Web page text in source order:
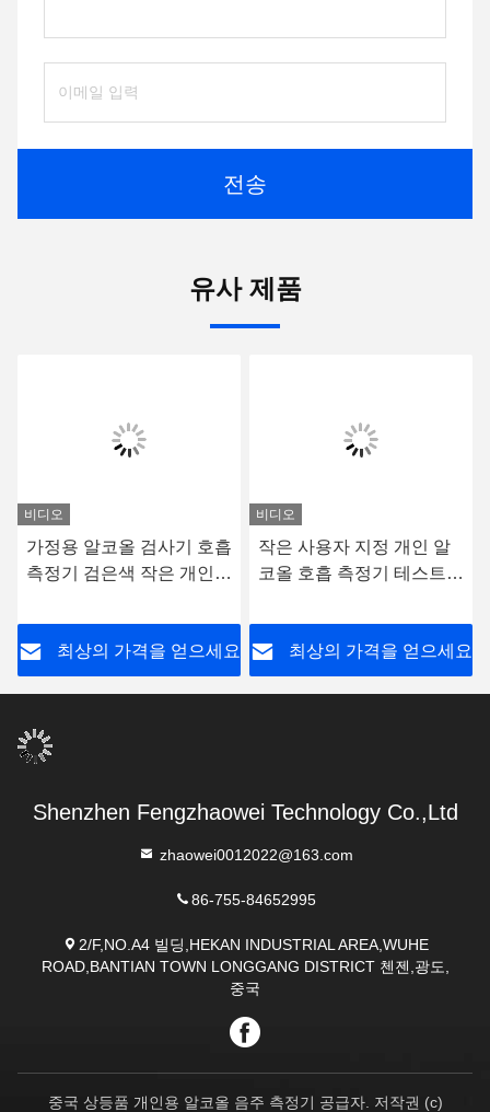
전송
유사 제품
비디오
가정용 알코올 검사기 호흡
측정기 검은색 작은 개인
최상의 가격을 얻으세요
비디오
작은 사용자 지정 개인 알
코올 호흡 측정기 테스트
최상의 가격을 얻으세요
Shenzhen Fengzhaowei Technology Co.,Ltd
zhaowei0012022@163.com
86-755-84652995
2/F,NO.A4 빌딩,HEKAN INDUSTRIAL AREA,WUHE
ROAD,BANTIAN TOWN LONGGANG DISTRICT 첸젠,광도,
중국
중국 상등품 개인용 알코올 음주 측정기 공급자. 저작권 (c)